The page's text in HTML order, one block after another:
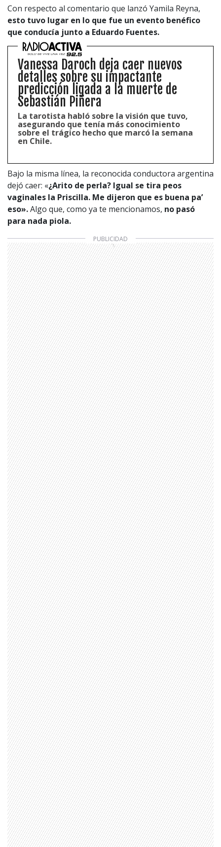
Con respecto al comentario que lanzó Yamila Reyna,
esto tuvo lugar en lo que fue un evento benéfico
que conducía junto a Eduardo Fuentes.
Vanessa Daroch deja caer nuevos
detalles sobre su impactante
predicción ligada a la muerte de
Sebastián Piñera
La tarotista habló sobre la visión que tuvo,
asegurando que tenía más conocimiento
sobre el trágico hecho que marcó la semana
en Chile.
Bajo la misma línea, la reconocida conductora argentina
dejó caer: «¿Arito de perla? Igual se tira peos
vaginales la Priscilla. Me dijeron que es buena pa’
eso».Algo que, como ya te mencionamos, no pasó
para nada piola.